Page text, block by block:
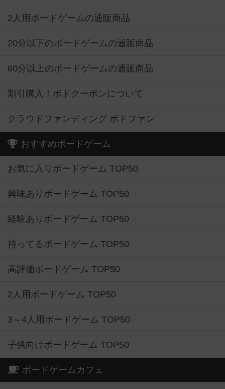
2人用ボードゲームの通販商品
20分以下のボードゲームの通販商品
60分以上のボードゲームの通販商品
割引購入！ボドクーポンについて
クラウドファンディング ボドファン
おすすめボードゲーム
お気に入りボードゲーム TOP50
興味ありボードゲーム TOP50
経験ありボードゲーム TOP50
持ってるボードゲーム TOP50
高評価ボードゲーム TOP50
2人用ボードゲーム TOP50
3～4人用ボードゲーム TOP50
子供向けボードゲーム TOP50
ボードゲームカフェ